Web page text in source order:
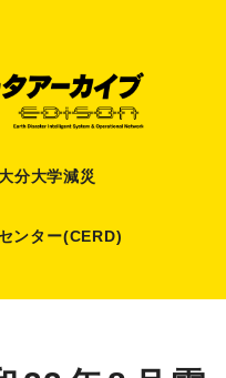
分大学減災
ンター(CERD)